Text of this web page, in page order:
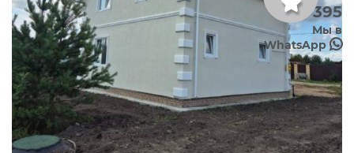
395
Мы в
WhatsApp